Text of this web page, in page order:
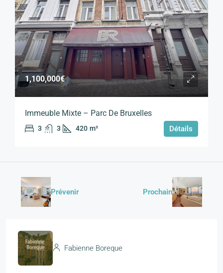
1,100,000€
Immeuble Mixte – Parc De Bruxelles
3 3 420 m² Détails
Prévenir Prochain
Fabienne Boreque